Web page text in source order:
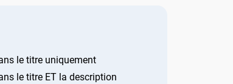
le titre uniquement
le titre ET la description